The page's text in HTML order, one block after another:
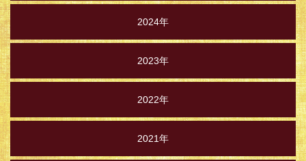
2024年
2023年
2022年
2021年